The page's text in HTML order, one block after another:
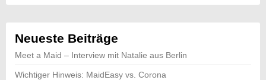
Neueste Beiträge
Meet a Maid – Interview mit Natalie aus Berlin
Wichtiger Hinweis: MaidEasy vs. Corona